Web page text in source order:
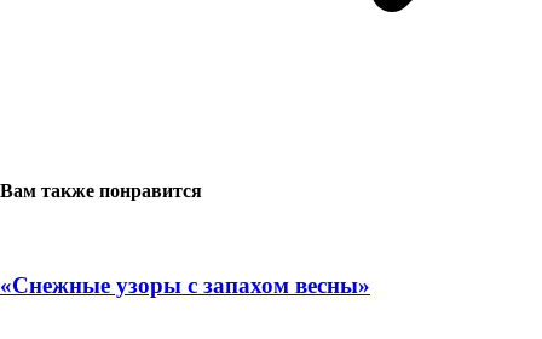
Вам также понравится
«Снежные узоры с запахом весны»